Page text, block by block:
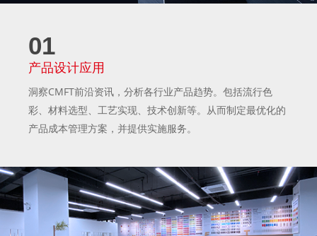
01
产品设计应用
洞察CMFT前沿资讯，分析各行业产品趋势。包括流行色
彩、材料选型、工艺实现、技术创新等。从而制定最优化的
产品成本管理方案，并提供实施服务。